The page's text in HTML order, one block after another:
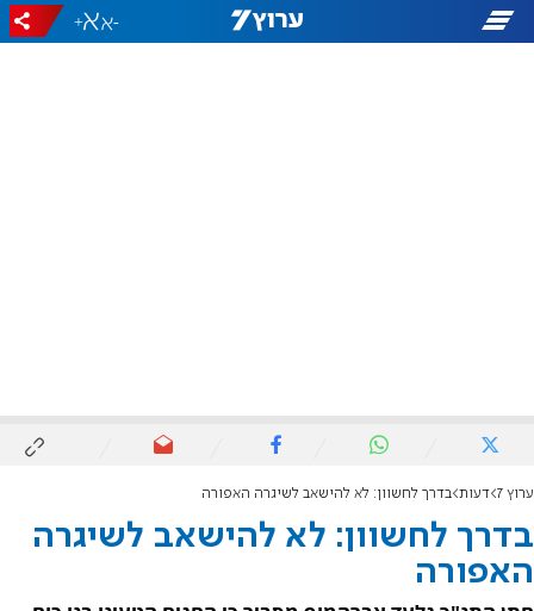
-
+
ערוץ 7 דעות בדרך לחשוון: לא להישאב לשיגרה האפורה
בדרך לחשוון: לא להישאב לשיגרה
האפורה